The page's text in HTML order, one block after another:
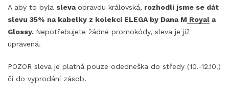
A aby to byla slevaopravdu královská, rozhodli jsme se dát
slevu 35% na kabelky z kolekcí ELEGA by Dana M Royal a
Glossy. Nepotřebujete žádné promokódy, sleva je již
upravená.
POZOR sleva je platná pouze odedneška do středy (10.-12.10.)
či do vyprodání zásob.